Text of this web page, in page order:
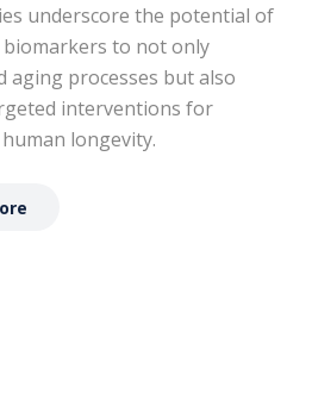
underscore the potential of
to not only
aging processes but also
interventions for
longevity.